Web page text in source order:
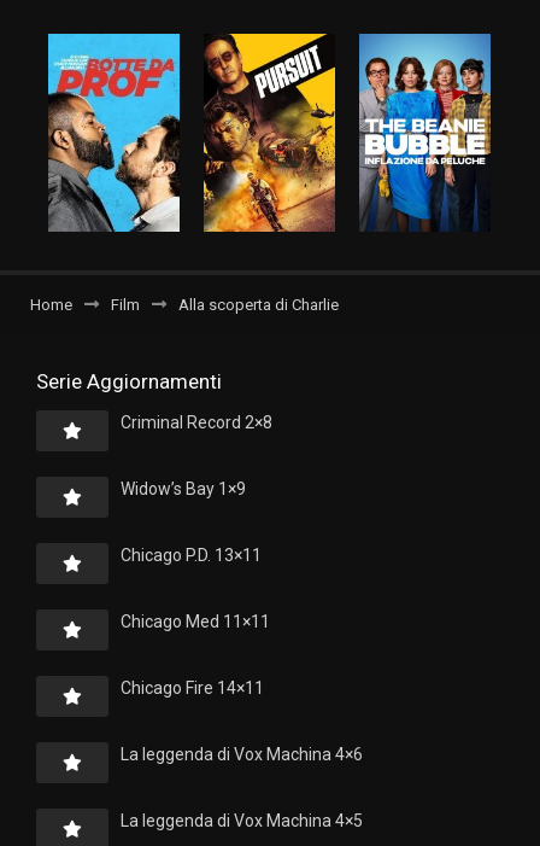
Home Film Alla scoperta di Charlie
Serie Aggiornamenti
Criminal Record 2×8
Widow’s Bay 1×9
Chicago P.D. 13×11
Chicago Med 11×11
Chicago Fire 14×11
La leggenda di Vox Machina 4×6
La leggenda di Vox Machina 4×5